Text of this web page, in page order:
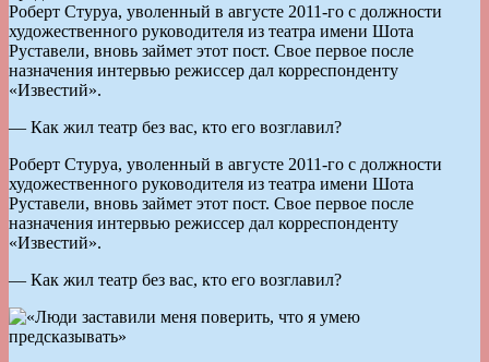
Роберт Стуруа, уволенный в августе 2011-го с должности
художественного руководителя из театра имени Шота
Руставели, вновь займет этот пост. Свое первое после
назначения интервью режиссер дал корреспонденту
«Известий».
— Как жил театр без вас, кто его возглавил?
Роберт Стуруа, уволенный в августе 2011-го с должности
художественного руководителя из театра имени Шота
Руставели, вновь займет этот пост. Свое первое после
назначения интервью режиссер дал корреспонденту
«Известий».
— Как жил театр без вас, кто его возглавил?